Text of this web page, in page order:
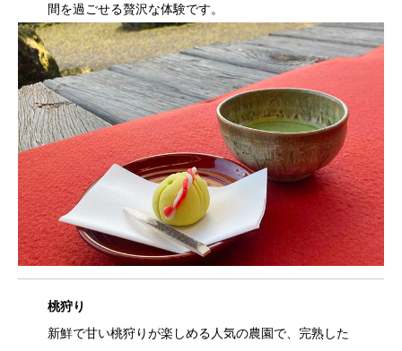
間を過ごせる贅沢な体験です。
桃狩り
新鮮で甘い桃狩りが楽しめる人気の農園で、完熟した